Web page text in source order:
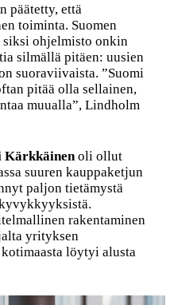
päätetty, että
toiminta. Suomen
ohjelmisto onkin
silmällä pitäen: uusien
suoraviivaista. ”Suomi
pitää olla sellainen,
muualla”, Lindholm
Kärkkäinenoli ollut
suuren kauppaketjun
paljon tietämystä
rakentaminen
yrityksen
löytyi alusta